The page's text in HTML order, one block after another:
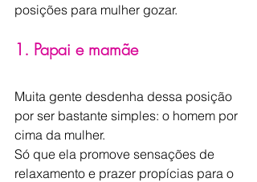
posições para mulher gozar.
1. Papai e mamãe
Muita gente desdenha dessa posição
por ser bastante simples: o homem por
cima da mulher.
Só que ela promove sensações de
relaxamento e prazer propícias para o